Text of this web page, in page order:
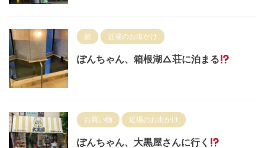
旅 近場のお出かけ
ぽんちゃん、箱根湖△荘に泊まる
お買い物 近場のお出かけ
ぽんちゃん、大黒屋さんに行く